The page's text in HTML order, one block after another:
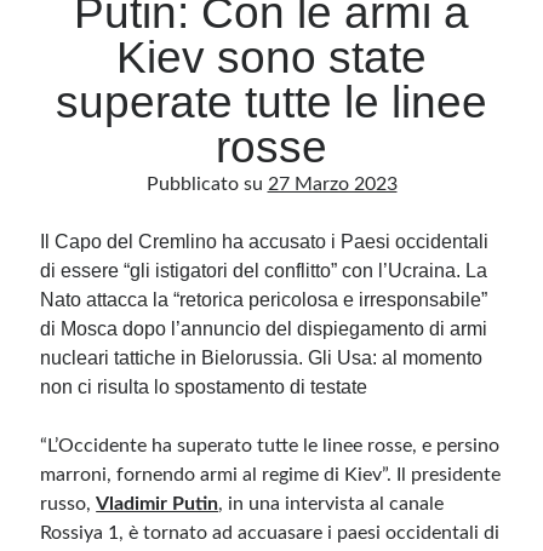
Archivio
Archivi
Questo blog non rappresenta una testata giornalistica, in quanto viene aggiornato
senza alcuna periodicità. Non può pertanto considerarsi un prodotto editoriale ai
sensi della legge n· 62 del 7.03.2001. L’autore non è responsabile di quanto
pubblicato dai lettori nei commenti ai vari post. Saranno comunque cancellati quelli
privacy. Alcune immagini inserite in questo blog sono tratte da Internet e, pertanto,
considerate di pubblico dominio. Qualora la loro pubblicazione violasse eventuali
diritti d’autore, vi invito a comunicarlo via e-mail a info[at]dinovalle.it e saranno
tramite link né del loro contenuto, che può essere soggetto a variazioni nel tempo.
Putin: Con le armi a
Kiev sono state
superate tutte le linee
rosse
Pubblicato su 27 Marzo 2023
Il Capo del Cremlino ha accusato i Paesi occidentali
di essere “gli istigatori del conflitto” con l’Ucraina. La
Nato attacca la “retorica pericolosa e irresponsabile”
di Mosca dopo l’annuncio del dispiegamento di armi
nucleari tattiche in Bielorussia. Gli Usa: al momento
non ci risulta lo spostamento di testate
“L’Occidente ha superato tutte le linee rosse, e persino
marroni, fornendo armi al regime di Kiev”. Il presidente
russo,Vladimir Putin, in una intervista al canale
Rossiya 1, è tornato ad accuasare i paesi occidentali di